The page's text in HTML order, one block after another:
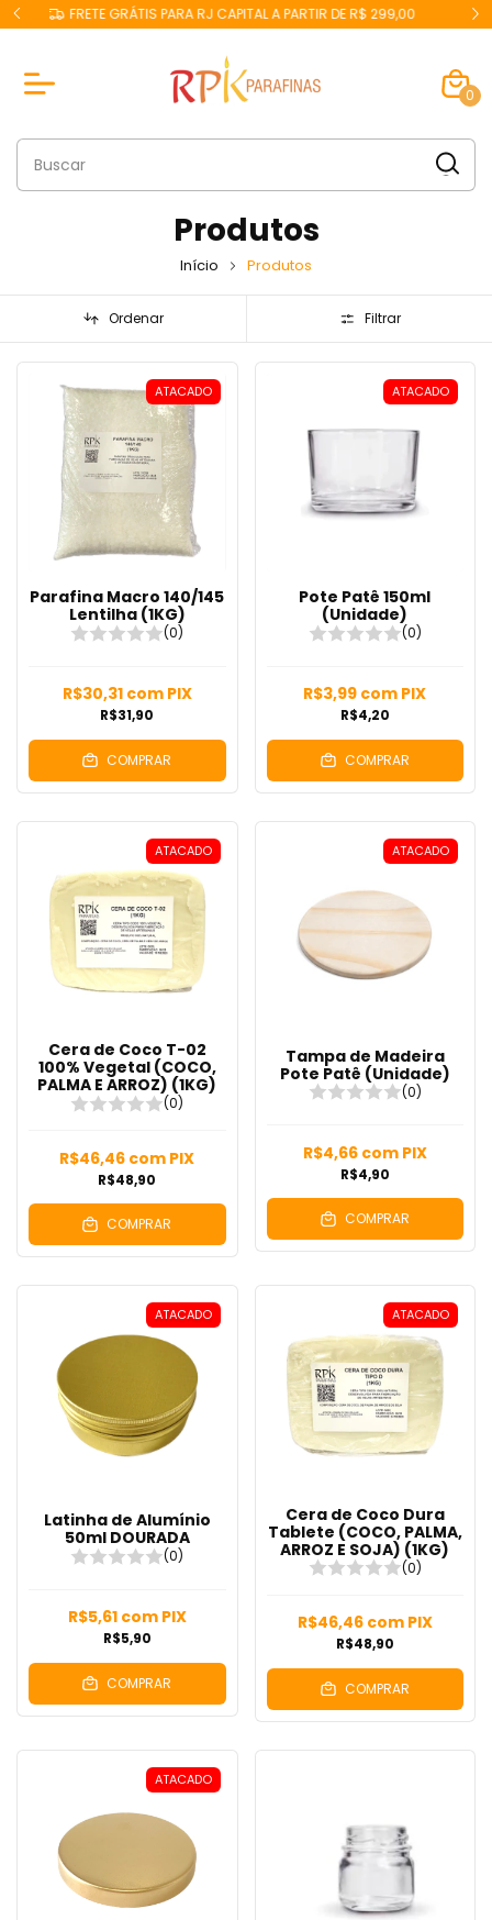
GANHE 5% OFF NO PIX
0
Produtos
Início Produtos
Ordenar Filtrar
ATACADO
Parafina Macro 140/145
Lentilha (1KG)
(0)
R$31,90
R$30,31 com PIX
COMPRAR
ATACADO
Pote Patê 150ml
(Unidade)
(0)
R$4,20
R$3,99 com PIX
COMPRAR
ATACADO
Cera de Coco T-02
100% Vegetal (COCO,
PALMA E ARROZ) (1KG)
(0)
R$48,90
R$46,46 com PIX
COMPRAR
ATACADO
Tampa de Madeira
Pote Patê (Unidade)
(0)
R$4,90
R$4,66 com PIX
COMPRAR
ATACADO
Latinha de Alumínio
50ml DOURADA
(0)
R$5,90
R$5,61 com PIX
COMPRAR
ATACADO
Cera de Coco Dura
Tablete (COCO, PALMA,
ARROZ E SOJA) (1KG)
(0)
R$48,90
R$46,46 com PIX
COMPRAR
ATACADO